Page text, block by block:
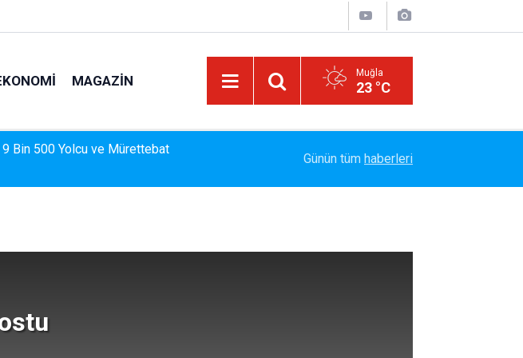
MAGAZIN Muğla
23 °C
Bayram Arıcı: "Biz Bir Aileyiz" Anlayışıyla 12
Günün tüm haberleri